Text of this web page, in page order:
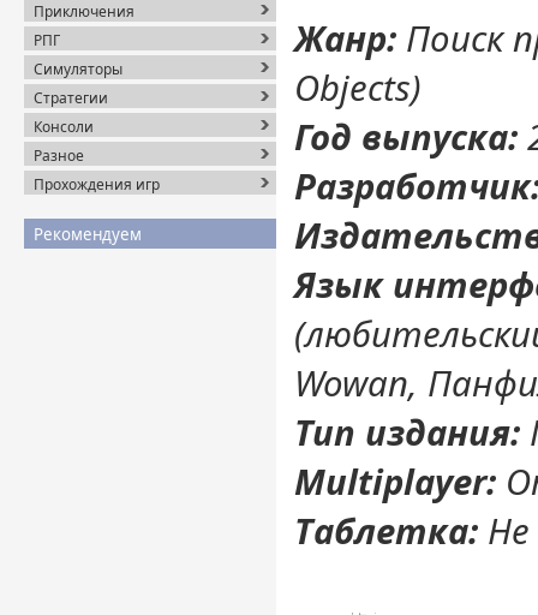
Приключения
РПГ
Симуляторы
Стратегии
Консоли
Разное
Прохождения игр
Рекомендуем
Жанр: Поиск
Objects)
Год выпуска:
Язык
Wowan,
Тип издания:
Multiplayer:
Таблетка: